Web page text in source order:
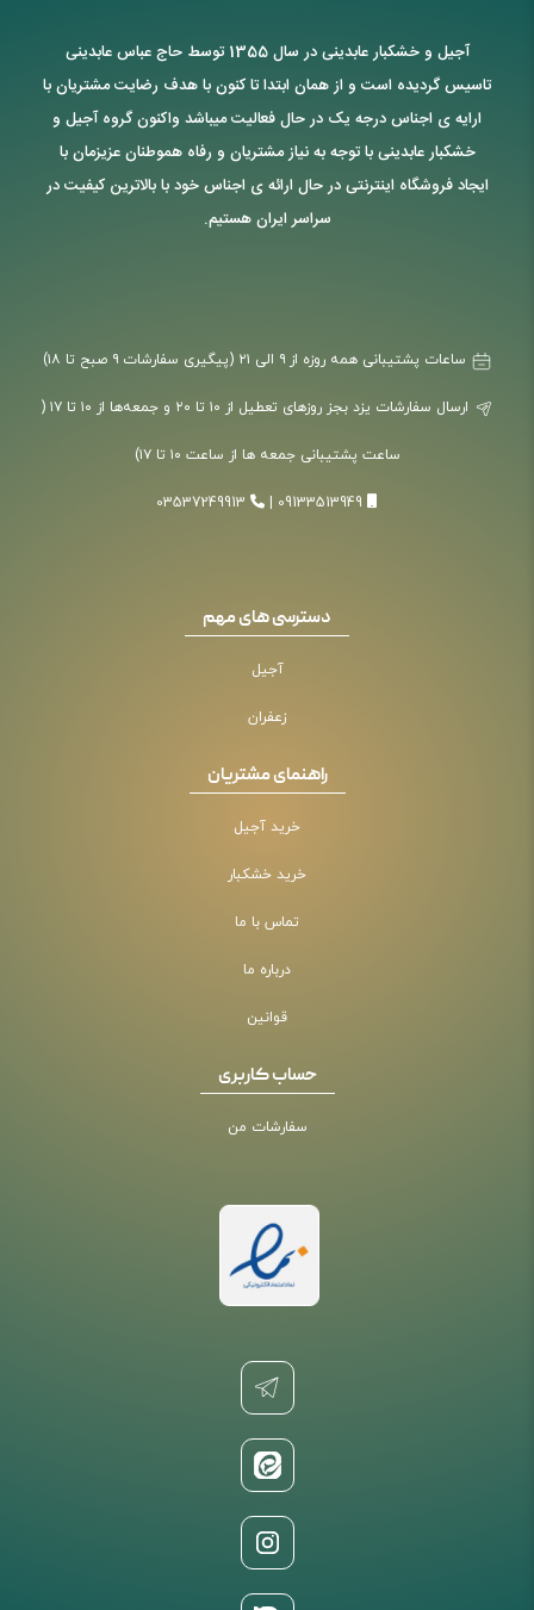
آجیل و خشکبار عابدینی در سال 1355 توسط حاج عباس عابدینی
تاسیس گردیده است و از همان ابتدا تا کنون با هدف رضایت مشتریان با
ارایه ی اجناس درجه یک در حال فعالیت میباشد واکنون گروه آجیل و
خشکبار عابدینی با توجه به نیاز مشتریان و رفاه هموطنان عزیزمان با
ایجاد فروشگاه اینترنتی در حال ارائه ی اجناس خود با بالاترین کیفیت در
سراسر ایران هستیم.
ارسال سفارشات یزد بجز روزهای تعطیل از ۱۰ تا ۲۰ و جمعه‌ها از ۱۰ تا ۱۷ (
ساعت پشتیبانی جمعه ها از ساعت ۱۰ تا ۱۷)
09133513949
03537249913
دسترسی های مهم
آجیل
زعفران
راهنمای مشتریان
خرید آجیل
خرید خشکبار
تماس با ما
درباره ما
قوانین
حساب کاربری
سفارشات من